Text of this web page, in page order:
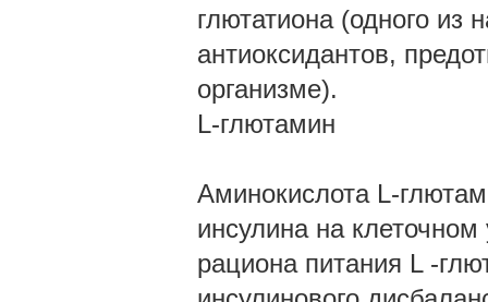
глютатиона (одного
антиоксидантов,
организме).
L-глютамин
Аминокислота L-
инсулина на
рациона питания L -